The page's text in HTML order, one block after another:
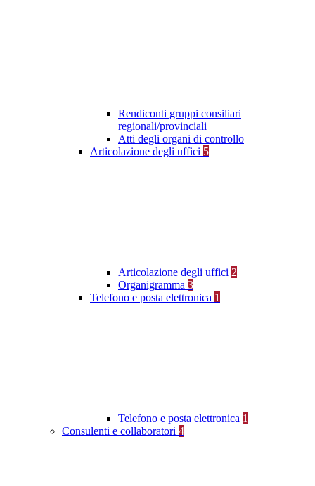
Rendiconti gruppi consiliari
regionali/provinciali
Atti degli organi di controllo
Articolazione degli uffici 5
Articolazione degli uffici 2
Organigramma 3
Telefono e posta elettronica 1
Telefono e posta elettronica 1
Consulenti e collaboratori 4